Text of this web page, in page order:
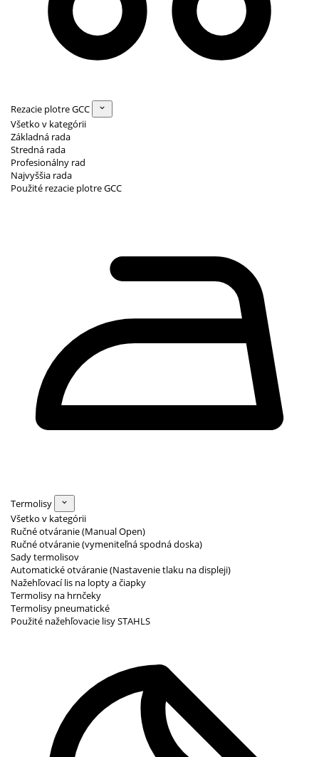
Rezacie plotre GCC
Všetko v kategórii
Základná rada
Stredná rada
Profesionálny rad
Najvyššia rada
Použité rezacie plotre GCC
Termolisy
Všetko v kategórii
Ručné otváranie (Manual Open)
Ručné otváranie (vymeniteľná spodná doska)
Sady termolisov
Automatické otváranie (Nastavenie tlaku na displeji)
Nažehľovací lis na lopty a čiapky
Termolisy na hrnčeky
Termolisy pneumatické
Použité nažehľovacie lisy STAHLS